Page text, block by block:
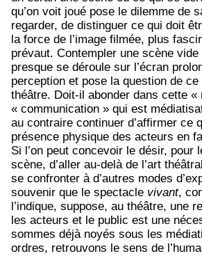
qu’on voit joué pose le dilemme de
regarder, de distinguer ce qui doit
la force de l’image filmée, plus
prévaut. Contempler une scène
presque se déroule sur l’écran
perception et pose la question de
théâtre. Doit-il abonder dans cette «
« communication » qui est
au contraire continuer d’affirmer ce
présence physique des acteurs en
Si l’on peut concevoir le désir, pour
scène, d’aller au-delà de l’art
se confronter à d’autres modes
souvenir que le spectacle vivant,
l’indique, suppose, au théâtre, une
les acteurs et le public est une
sommes déjà noyés sous les
ordres, retrouvons le sens de